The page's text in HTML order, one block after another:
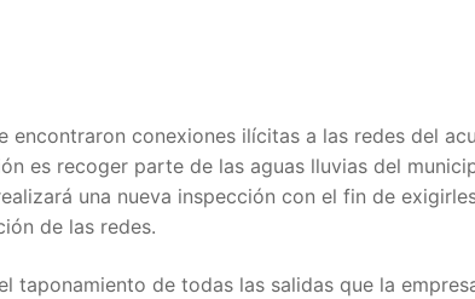
encontraron conexiones ilícitas a las redes del
es recoger parte de las aguas lluvias del
una nueva inspección con el fin de
de las redes.
taponamiento de todas las salidas que la